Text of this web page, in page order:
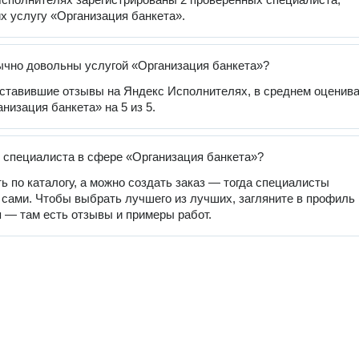
услугу «Организация банкета».
довольны услугой «Организация банкета»?
отзывы на Яндекс Исполнителях, в среднем
банкета» на 5 из 5.
в сфере «Организация банкета»?
по каталогу, а можно создать заказ — тогда специалисты
сами. Чтобы выбрать лучшего из лучших, загляните в профиль
— там есть отзывы и примеры работ.